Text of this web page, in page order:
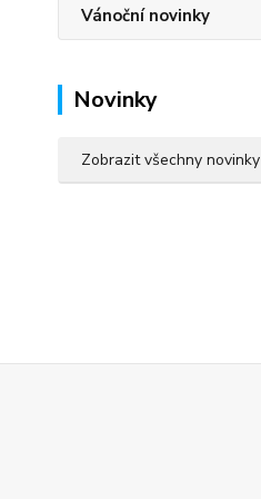
Vánoční novinky
Novinky
Zobrazit všechny novinky